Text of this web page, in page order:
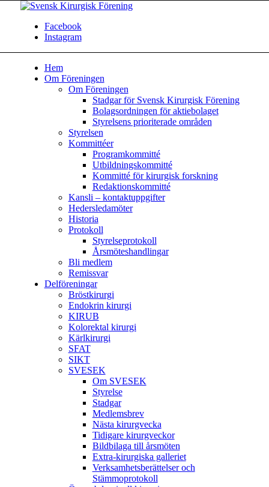
Facebook
Instagram
Hem
Om Föreningen
Om Föreningen
Stadgar för Svensk Kirurgisk Förening
Bolagsordningen för aktiebolaget
Styrelsens prioriterade områden
Styrelsen
Kommittéer
Programkommitté
Utbildningskommitté
Kommitté för kirurgisk forskning
Redaktionskommitté
Kansli – kontaktuppgifter
Hedersledamöter
Historia
Protokoll
Styrelseprotokoll
Årsmöteshandlingar
Bli medlem
Remissvar
Delföreningar
Bröstkirurgi
Endokrin kirurgi
KIRUB
Kolorektal kirurgi
Kärlkirurgi
SFAT
SIKT
SVESEK
Om SVESEK
Styrelse
Stadgar
Medlemsbrev
Nästa kirurgvecka
Tidigare kirurgveckor
Bildbilaga till årsmöten
Extra-kirurgiska galleriet
Verksamhetsberättelser och
Stämmoprotokoll